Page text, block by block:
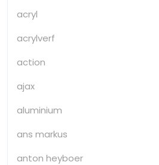
acryl
acrylverf
action
ajax
aluminium
ans markus
anton heyboer